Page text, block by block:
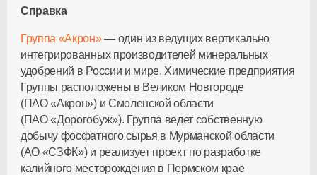
Справка
Группа «Акрон»— один из ведущих вертикально
интегрированных производителей минеральных
удобрений в России и мире. Химические предприятия
Группы расположены в Великом Новгороде
(ПАО «Акрон») и Смоленской области
(ПАО «Дорогобуж»). Группа ведет собственную
добычу фосфатного сырья в Мурманской области
(АО «СЗФК») и реализует проект по разработке
калийного месторождения в Пермском крае